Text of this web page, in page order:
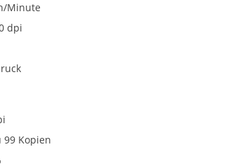
Minute
dpi
Kopien